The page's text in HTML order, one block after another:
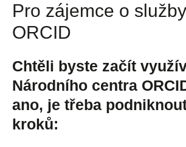
Pro zájemce o
ORCID
Chtěli byste začít
Národního centra
ano, je třeba
kroků: